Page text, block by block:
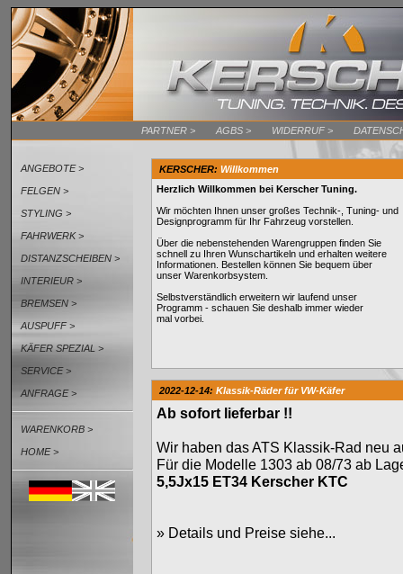
PARTNER > AGBS > WIDERRUF >
ANGEBOTE >
FELGEN >
STYLING >
FAHRWERK >
DISTANZSCHEIBEN >
INTERIEUR >
BREMSEN >
AUSPUFF >
KÄFER SPEZIAL >
SERVICE >
ANFRAGE >
WARENKORB >
HOME >
KERSCHER: Willkommen
Herzlich Willkommen bei Kerscher Tuning.
Wir möchten Ihnen unser großes Technik-, Tuning- und
Designprogramm für Ihr Fahrzeug vorstellen.
Über die nebenstehenden Warengruppen finden Sie
schnell zu Ihren Wunschartikeln und erhalten weitere
Informationen. Bestellen können Sie bequem über
unser Warenkorbsystem.
Selbstverständlich erweitern wir laufend unser
Programm - schauen Sie deshalb immer wieder
mal vorbei.
2022-12-14: Klassik-Räder für VW-Käfer
Ab sofort lieferbar !!
Wir haben das ATS Klassik-Rad neu
Für die Modelle 1303 ab 08/73 ab
5,5Jx15 ET34 Kerscher KTC
» Details und Preise siehe...